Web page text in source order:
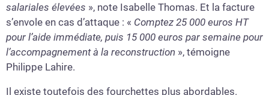
salariales élevées », note Isabelle Thomas. Et la facture
s’envole en cas d’attaque : « Comptez 25 000 euros HT
pour l’aide immédiate, puis 15 000 euros par semaine pour
l’accompagnement à la reconstruction », témoigne
Philippe Lahire.
Il existe toutefois des fourchettes plus abordables.